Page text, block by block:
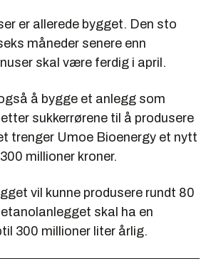
er allerede bygget. Den sto
måneder senere enn
skal være ferdig i april.
å bygge et anlegg som
sukkerrørene til å produsere
trenger Umoe Bioenergy et nytt
millioner kroner.
vil kunne produsere rundt 80
skal ha en
300 millioner liter årlig.